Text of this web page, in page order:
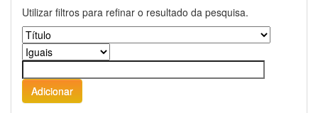
Utilizar filtros para refinar o resultado da pesquisa.